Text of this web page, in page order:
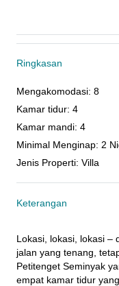
Ringkasan
Mengakomodasi: 8
Kamar tidur: 4
Kamar mandi: 4
Minimal Menginap: 2
Jenis Properti: Villa
Keterangan
Lokasi, lokasi, lokasi –
jalan yang tenang,
Petitenget Seminyak
empat kamar tidur